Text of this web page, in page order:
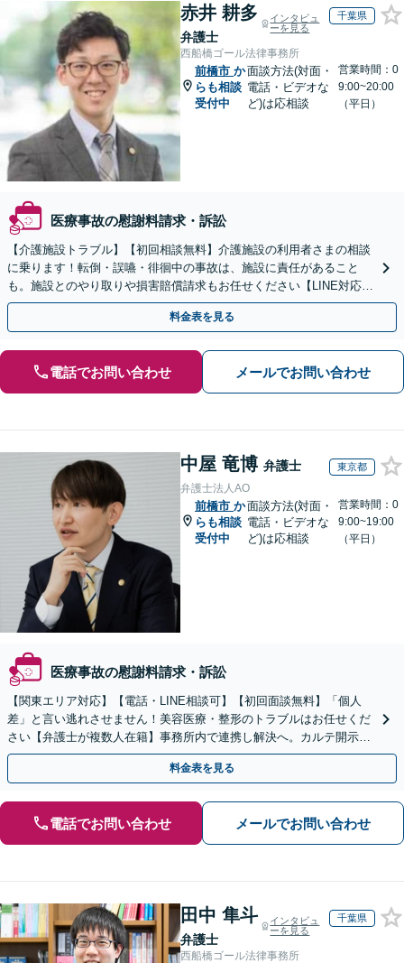
赤井 耕多
弁護士
インタビュ
ーを見る
千葉県
西船橋ゴール法律事務所
前橋市 か
らも相談
受付中
面談方法(対面・
電話・ビデオな
ど)は応相談
営業時間：0
9:00~20:00
（平日）
医療事故の慰謝料請求・訴訟
【介護施設トラブル】【初回相談無料】介護施設の利用者さまの相談
に乗ります！転倒・誤嚥・徘徊中の事故は、施設に責任があること
も。施設とのやり取りや損害賠償請求もお任せください【LINE対応
可】【夜間・休日面談可】【関東エリア対応】
料金表を見る
電話でお問い合わせ メールでお問い合わせ
中屋 竜博 弁護士 東京都
弁護士法人AO
前橋市 か
らも相談
受付中
面談方法(対面・
電話・ビデオな
ど)は応相談
営業時間：0
9:00~19:00
（平日）
医療事故の慰謝料請求・訴訟
【関東エリア対応】【電話・LINE相談可】【初回面談無料】「個人
差」と言い逃れさせません！美容医療・整形のトラブルはお任せくだ
さい【弁護士が複数人在籍】事務所内で連携し解決へ。カルテ開示や
返金・賠償請求をサポートいたします【休日夜間面談可】
料金表を見る
電話でお問い合わせ メールでお問い合わせ
田中 隼斗
弁護士
インタビュ
ーを見る
千葉県
西船橋ゴール法律事務所